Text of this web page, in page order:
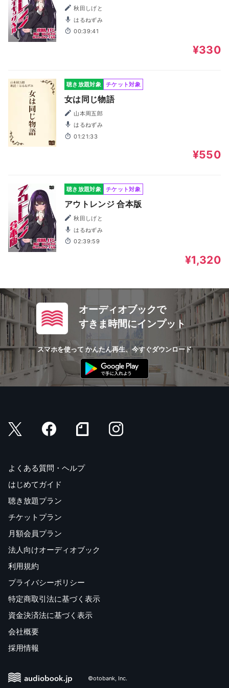
秋田しげと
はるねずみ
00:39:41
¥330
聴き放題対象 チケット対象
女は同じ物語
山本周五郎
はるねずみ
01:21:33
¥550
聴き放題対象 チケット対象
アウトレンジ 合本版
秋田しげと
はるねずみ
02:39:59
¥1,320
オーディオブックで
すきま時間にインプット
スマホを使って かんたん再生、今すぐダウンロード
よくある質問・ヘルプ
はじめてガイド
聴き放題プラン
チケットプラン
月額会員プラン
法人向けオーディオブック
利用規約
プライバシーポリシー
特定商取引法に基づく表示
資金決済法に基づく表示
会社概要
採用情報
©otobank, Inc.